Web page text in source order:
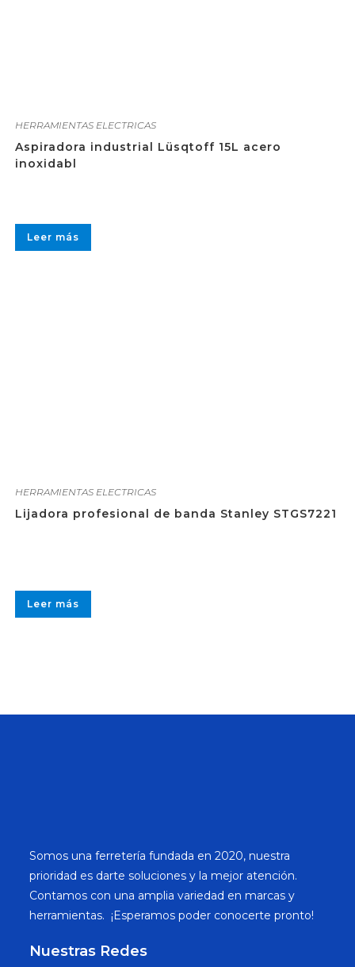
HERRAMIENTAS ELECTRICAS
Aspiradora industrial Lüsqtoff 15L acero
inoxidabl
Leer más
HERRAMIENTAS ELECTRICAS
Lijadora profesional de banda Stanley STGS7221
Leer más
Somos una ferretería fundada en 2020, nuestra
prioridad es darte soluciones y la mejor atención.
Contamos con una amplia variedad en marcas y
herramientas. ¡Esperamos poder conocerte pronto!
Nuestras Redes